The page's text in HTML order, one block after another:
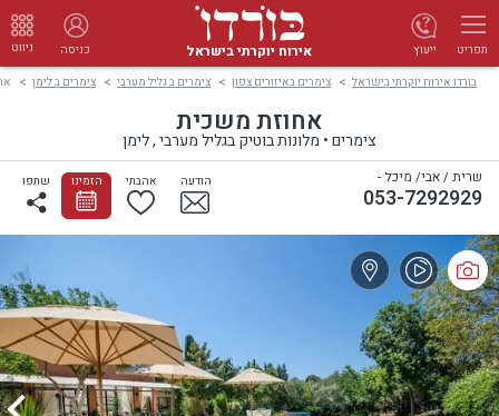
תפריט אירוח יוקרתי בישראל כניסה ניווט ייעוץ
בורדו אירוח יוקרתי בישראל צימרים באיזורים צפון צימרים ב גליל מערבי צימרים ב לימן
אחוזת משכית
צימרים • מלונות בוטיק בגליל מערבי , לימן
שתפו הודעה אהבתי הזמינו
053-7292929
שרית / אבי/ מיכל -